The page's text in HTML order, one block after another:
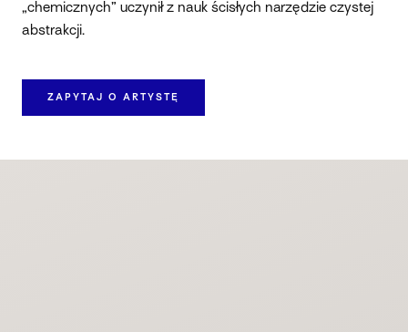
„chemicznych” uczynił z nauk ścisłych narzędzie czystej
abstrakcji.
ZAPYTAJ O ARTYSTĘ